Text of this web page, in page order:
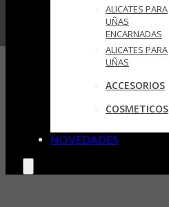
ALICATES PARA
UÑAS
ENCARNADAS
ALICATES PARA
UÑAS
ACCESORIOS
COSMETICOS
NOVEDADES